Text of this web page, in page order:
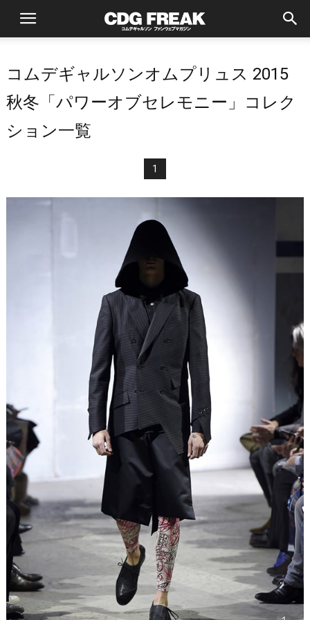
コムデギャルソンオムプリュス 2015
秋冬「パワーオブセレモニー」コレク
ション一覧
1